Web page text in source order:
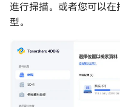
進行掃描。或者您可以
型。